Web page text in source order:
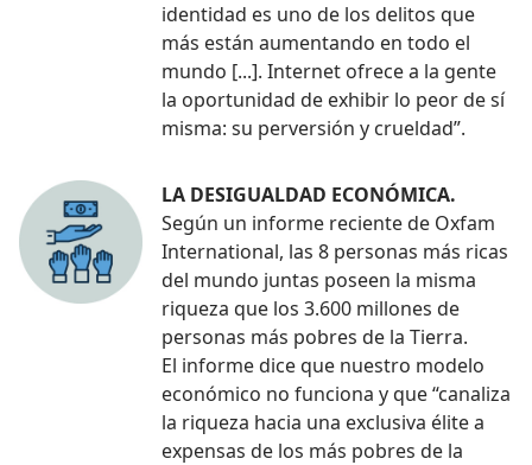
identidad es uno de los delitos que
más están aumentando en todo el
mundo [...]. Internet ofrece a la gente
la oportunidad de exhibir lo peor de sí
misma: su perversión y crueldad”.
LA DESIGUALDAD ECONÓMICA.
Según un informe reciente de Oxfam
International, las 8 personas más ricas
del mundo juntas poseen la misma
riqueza que los 3.600 millones de
personas más pobres de la Tierra.
El informe dice que nuestro modelo
económico no funciona y que “canaliza
la riqueza hacia una exclusiva élite a
expensas de los más pobres de la